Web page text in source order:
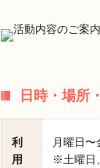
日時・場所
利
用
月曜日〜
※土曜日